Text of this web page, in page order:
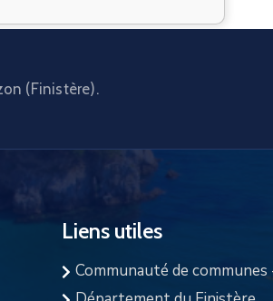
(Finistère).
Liens utiles
Communauté de communes